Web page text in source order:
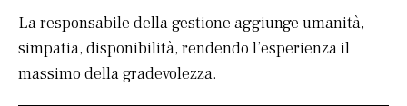
La responsabile della gestione aggiunge umanità,
simpatia, disponibilità, rendendo l’esperienza il
massimo della gradevolezza.